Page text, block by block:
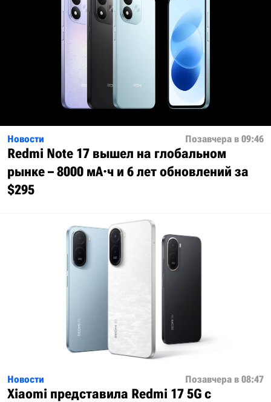
Новости Позавчера в 09:46
Redmi Note 17 вышел на глобальном
рынке – 8000 мА·ч и 6 лет обновлений за
$295
Новости Позавчера в 08:47
Xiaomi представила Redmi 17 5G с